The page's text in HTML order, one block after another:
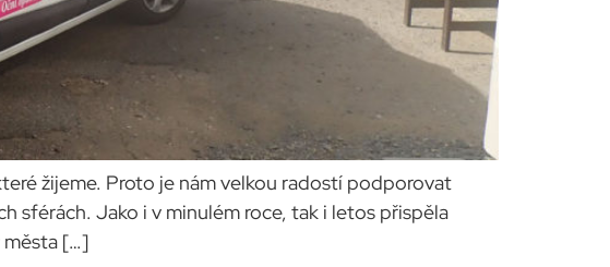
žijeme. Proto je nám velkou radostí podporovat
sférách. Jako i v minulém roce, tak i letos přispěla
města […]